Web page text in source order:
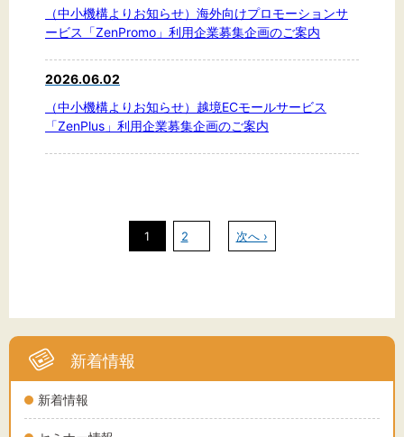
新着情報
新着情報
（中小機構よりお知らせ）海外向けプロモーションサ
ービス「ZenPromo」利用企業募集企画のご案内
2026.06.02
（中小機構よりお知らせ）越境ECモールサービス
「ZenPlus」利用企業募集企画のご案内
1 2 次へ ›